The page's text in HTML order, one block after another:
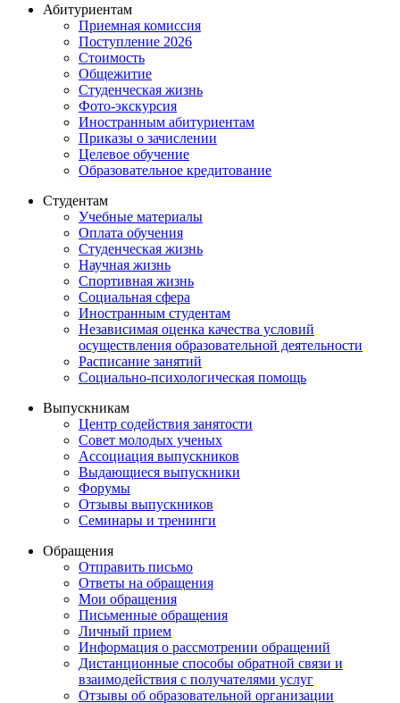
Абитуриентам
Приемная комиссия
Поступление 2026
Стоимость
Общежитие
Студенческая жизнь
Фото-экскурсия
Иностранным абитуриентам
Приказы о зачислении
Целевое обучение
Образовательное кредитование
Студентам
Учебные материалы
Оплата обучения
Студенческая жизнь
Научная жизнь
Спортивная жизнь
Социальная сфера
Иностранным студентам
Независимая оценка качества условий
осуществления образовательной деятельности
Расписание занятий
Социально-психологическая помощь
Выпускникам
Центр содействия занятости
Совет молодых ученых
Ассоциация выпускников
Выдающиеся выпускники
Форумы
Отзывы выпускников
Семинары и тренинги
Обращения
Отправить письмо
Ответы на обращения
Мои обращения
Письменные обращения
Личный прием
Информация о рассмотрении обращений
Дистанционные способы обратной связи и
взаимодействия с получателями услуг
Отзывы об образовательной организации